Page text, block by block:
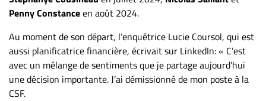
entreprises
Page
entreprises
Publier
un
emploi
Penny Constanceen août 2024.
Au moment de son départ, l’enquêtrice Lucie Coursol, qui est
aussi planificatrice financière, écrivait sur LinkedIn: « C’est
avec un mélange de sentiments que je partage aujourd’hui
une décision importante. J’ai démissionné de mon poste à la
CSF.